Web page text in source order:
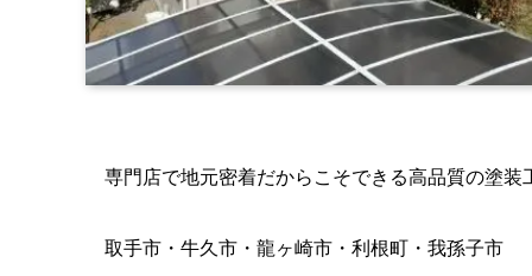
専門店で地元密着だからこそできる高品質の塗装
取手市・牛久市・龍ヶ崎市・利根町・我孫子市